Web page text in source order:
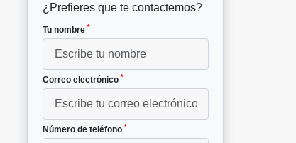
¿Prefieres que te contactemos?
Tu nombre *
Correo electrónico *
Número de teléfono *